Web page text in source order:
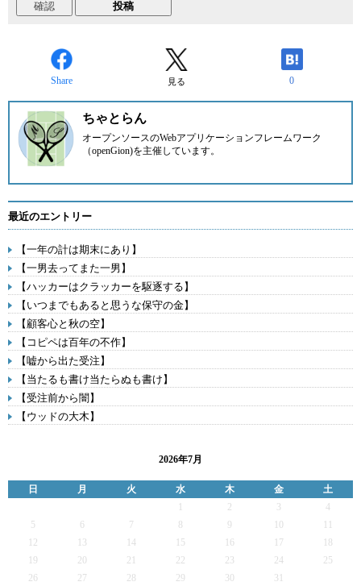
Share 見る 0
ちゃとらん
オープンソースのWebアプリケーションフレームワーク
（openGion)を主催しています。
最近のエントリー
【一年の計は期末にあり】
【一男去ってまた一男】
【ハッカーはクラッカーを駆逐する】
【いつまでもあると思うな保守の金】
【顧客心と秋の空】
【コピペは百年の不作】
【嘘から出た受注】
【当たるも書け当たらぬも書け】
【受注前から闇】
【ウッドの大木】
2026年7月
日 月 火 水 木 金
土
2 3
4
5
6 7 9
12
13 14 15 16 17
19
20 21 22 23 24
25
26
27 28 29 30 31